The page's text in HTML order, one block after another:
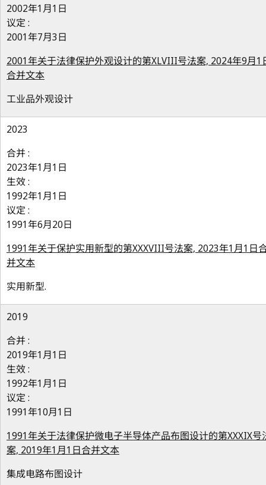
2002年1月1日
议定 :
2001年7月3日
2001年关于法律保护外观设计的第XLVIII号法案, 2024年9月1
合并文本
工业品外观设计
2023
合并 :
2023年1月1日
生效 :
1992年1月1日
议定 :
1991年6月20日
1991年关于保护实用新型的第XXXVIII号法案, 2023年1月1日
并文本
实用新型.
2019
合并 :
2019年1月1日
生效 :
1992年1月1日
议定 :
1991年10月1日
1991年关于法律保护微电子半导体产品布图设计的第XXXIX号
案, 2019年1月1日合并文本
集成电路布图设计